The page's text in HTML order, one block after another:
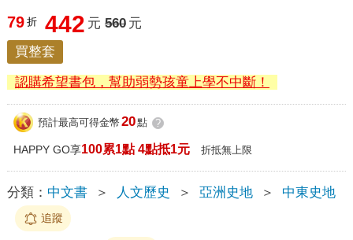
79 折 442 元 560 元
買整套
認購希望書包，幫助弱勢孩童上學不中斷！
預計最高可得金幣 20點 ?
HAPPY GO享100累1點 4點抵1元 折抵無上限
分類： 中文書 ＞ 人文歷史 ＞ 亞洲史地 ＞ 中東史地
追蹤